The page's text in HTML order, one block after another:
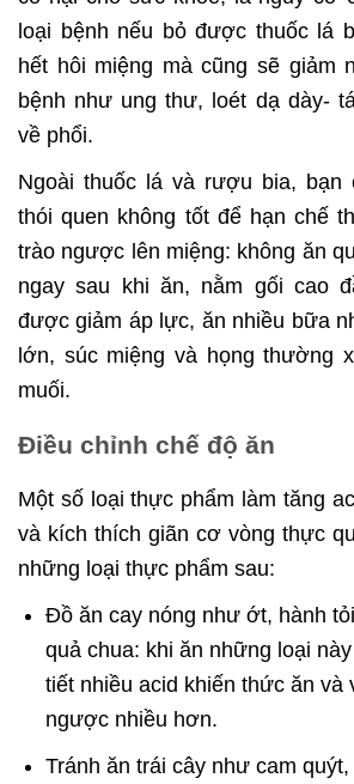
loại bệnh nếu bỏ được thuốc lá
hết hôi miệng mà cũng sẽ giảm
bệnh như ung thư, loét dạ dày-
về phổi.
Ngoài thuốc lá và rượu bia, bạn
thói quen không tốt để hạn chế
trào ngược lên miệng: không ăn
ngay sau khi ăn, nằm gối cao
được giảm áp lực, ăn nhiều bữa
lớn, súc miệng và họng thường
muối.
Điều chỉnh chế độ ăn
Một số loại thực phẩm làm tăng
và kích thích giãn cơ vòng thực
những loại thực phẩm sau:
Đồ ăn cay nóng như ớt, hành
quả chua: khi ăn những loại
tiết nhiều acid khiến thức ăn và
ngược nhiều hơn.
Tránh ăn trái cây như cam quýt,